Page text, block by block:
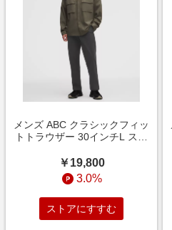
メンズ ABC クラシックフィッ
トトラウザー 30インチL スト
Graphite Grey サイズ 35
lululemon
￥19,800
3.0%
ストアにすすむ